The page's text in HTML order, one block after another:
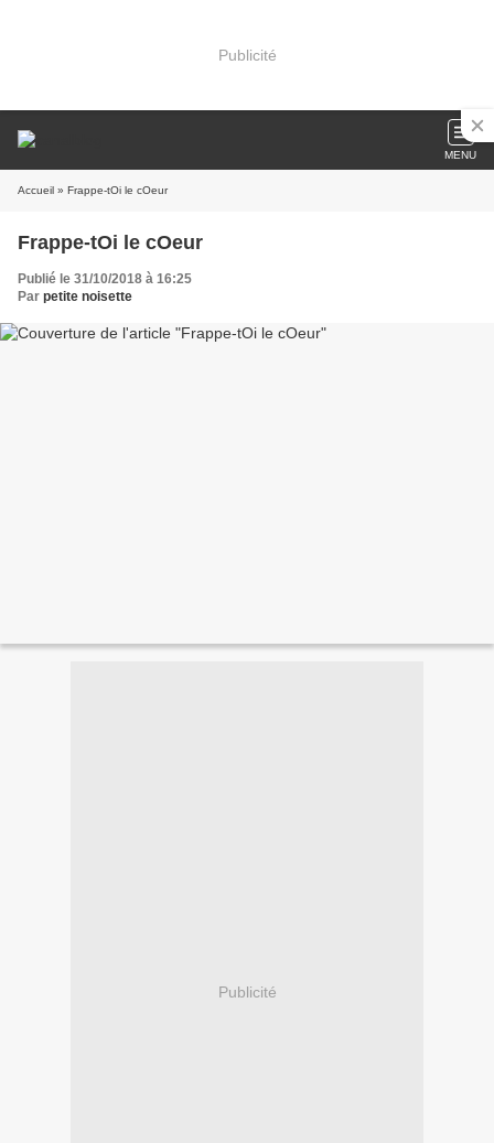
Publicité
MENU
Accueil » Frappe-tOi le cOeur
Frappe-tOi le cOeur
Publié le 31/10/2018 à 16:25
Par petite noisette
Publicité